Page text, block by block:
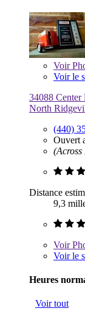
Voir
Voir le
34088 Center
North
(440)
Ouvert
Distance
9,3
Voir
Voir le
Heures
Voir tout